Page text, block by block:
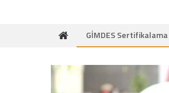
GİMDES